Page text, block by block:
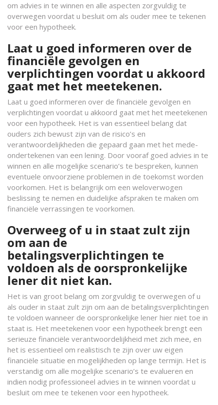
om advies in te winnen en alle aspecten zorgvuldig te
overwegen voordat u besluit om als ouder mee te tekenen
voor een hypotheek.
Laat u goed informeren over de
financiële gevolgen en
verplichtingen voordat u akkoord
gaat met het meetekenen.
Laat u goed informeren over de financiële gevolgen en
verplichtingen voordat u akkoord gaat met het meetekenen
voor een hypotheek. Het is van essentieel belang dat
ouders zich bewust zijn van de risico’s en
verantwoordelijkheden die gepaard gaan met het mede-
ondertekenen van een lening. Door vooraf goed advies in te
winnen en alle mogelijke scenario’s te bespreken, kunnen
eventuele onvoorziene problemen in de toekomst worden
voorkomen. Het is belangrijk om een weloverwogen
beslissing te nemen en duidelijke afspraken te maken om
financiële verrassingen te voorkomen.
Overweeg of u in staat zult zijn
om aan de
betalingsverplichtingen te
voldoen als de oorspronkelijke
lener dit niet kan.
Het is van groot belang om zorgvuldig te overwegen of u
als ouder in staat zult zijn om aan de betalingsverplichtingen
te voldoen wanneer de oorspronkelijke lener hier niet toe in
staat is. Het meetekenen voor een hypotheek brengt een
serieuze financiële verantwoordelijkheid met zich mee, en
het is essentieel om realistisch te zijn over uw eigen
financiële situatie en mogelijkheden op lange termijn. Het is
verstandig om alle mogelijke scenario’s te evalueren en
indien nodig professioneel advies in te winnen voordat u
besluit om mee te tekenen voor een hypotheek.